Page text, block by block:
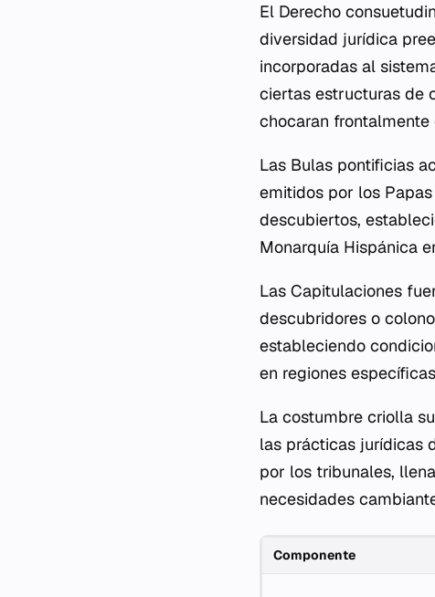
El Derecho
diversidad jurídica
incorporadas al
ciertas estructuras de
chocaran
Las Bulas pontificias
emitidos por los
descubiertos,
Monarquía Hispánica
Las Capitulaciones
descubridores o
estableciendo
en regiones
La costumbre criolla
las prácticas jurídicas
por los tribunales,
necesidades
Componente